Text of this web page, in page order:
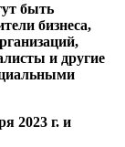
быть
бизнеса,
и другие
2023 г. и